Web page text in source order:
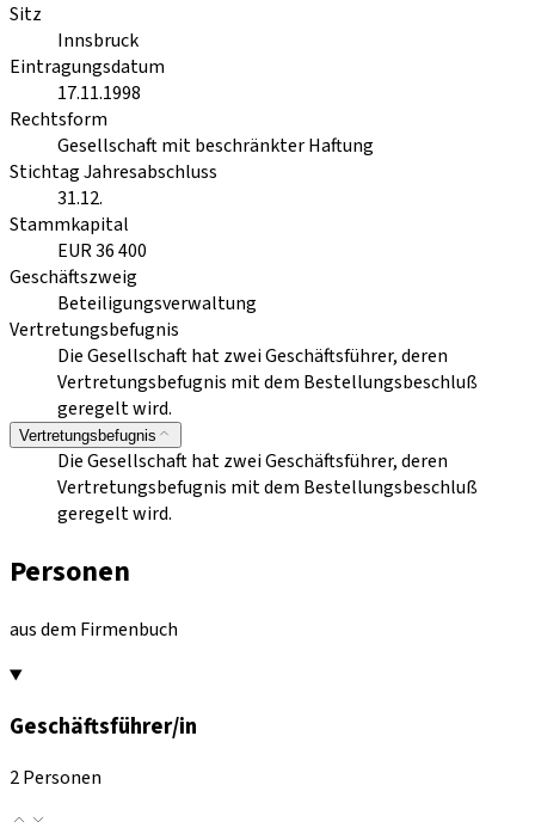
Sitz
Innsbruck
Eintragungsdatum
17.11.1998
Rechtsform
Gesellschaft mit beschränkter Haftung
Stichtag Jahresabschluss
31.12.
Stammkapital
EUR 36 400
Geschäftszweig
Beteiligungsverwaltung
Vertretungsbefugnis
Die Gesellschaft hat zwei Geschäftsführer, deren
Vertretungsbefugnis mit dem Bestellungsbeschluß
geregelt wird.
Vertretungsbefugnis
Die Gesellschaft hat zwei Geschäftsführer, deren
Vertretungsbefugnis mit dem Bestellungsbeschluß
geregelt wird.
Personen
aus dem Firmenbuch
Geschäftsführer/in
2 Personen